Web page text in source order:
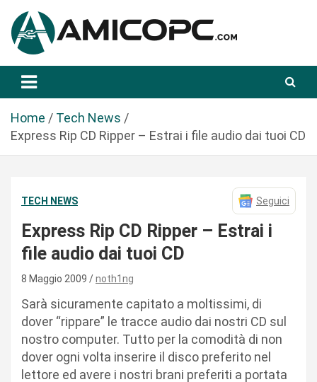
a
Amicopc.com
Home
Tech News
Express Rip CD Ripper – Estrai i file audio dai tuoi CD
TECH NEWS Seguici
Express Rip CD Ripper – Estrai i
file audio dai tuoi CD
8 Maggio 2009 noth1ng
Sarà sicuramente capitato a moltissimi, di
dover “rippare” le tracce audio dai nostri CD sul
nostro computer. Tutto per la comodità di non
dover ogni volta inserire il disco preferito nel
lettore ed avere i nostri brani preferiti a portata